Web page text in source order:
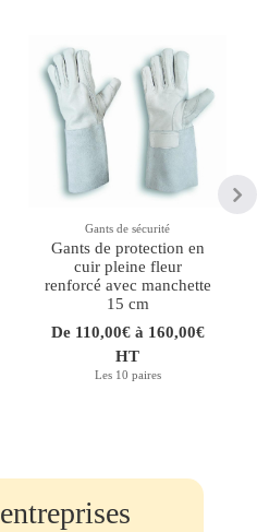
Gants de sécurité
Gants de protection en
cuir pleine fleur
renforcé avec manchette
15 cm
De 110,00€ à 160,00€
HT
Les 10 paires
entreprises